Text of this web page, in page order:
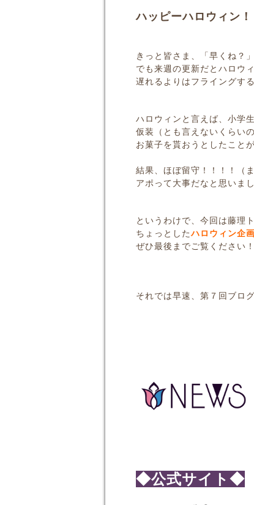
ハッピーハロウィン！
きっと皆さま、「早くね？
でも来週の更新だとハロウ
遅れるよりはフライングす
ハロウィンと言えば、小学
仮装（とも言えないくらい
お菓子を貰おうとしたこと
結果、ほぼ留守！！！！（
アポって大事だなと思いまし
というわけで、今回は藤理
ちょっとしたハロウィン企画
ぜひ最後までご覧ください！
それでは早速、第７回ブロ
◆公式サイト◆